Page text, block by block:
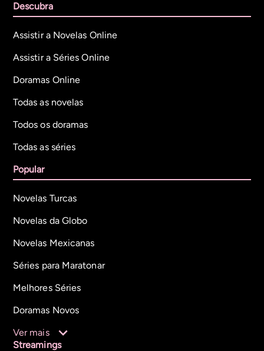
Descubra
Assistir a Novelas Online
Assistir a Séries Online
Doramas Online
Todas as novelas
Todos os doramas
Todas as séries
Popular
Novelas Turcas
Novelas da Globo
Novelas Mexicanas
Séries para Maratonar
Melhores Séries
Doramas Novos
Ver mais
Streamings